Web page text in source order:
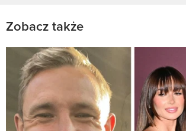
Zobacz także